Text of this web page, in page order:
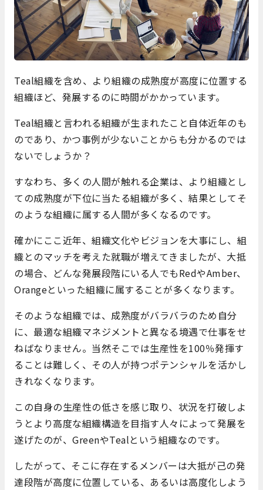
Teal組織を含め、より組織の成熟度が高度に位置する
組織ほど、発展するのに時間がかかっています。
Teal組織と言われる組織が生まれたこと自体近年のも
のであり、かつ事例が少ないことからも分かるのでは
ないでしょうか？
すなわち、多くの人間が触れる企業は、より組織とし
ての成熟度が下位に当たる組織が多く、結果としてそ
のような組織に属する人間が多くなるのです。
確かにここ近年、組織文化やビジョンを大事にし、組
織とのマッチを考えた就職が増えてきましたが、大抵
の場合、どんな発展段階にいる人でもRedやAmber、
Orangeといった組織に属することが多くなります。
そのような組織では、成熟度がバラバラのため自分
に、最適な組織マネジメントと異なる境遇で仕事をせ
ねばなりません。当然そこでは生産性を100％発揮す
ることは難しく、その人が持つポテンシャルを活かし
きれなくなります。
この自身の生産性の低さを感じ取り、状況を打破しよ
うとより高度な組織構造を目指す人々によって発展を
遂げたのが、GreenやTealという組織なのです。
したがって、そこに存在するメンバーは大抵が己の発
達段階が高度に位置している、あるいは高度化しよう